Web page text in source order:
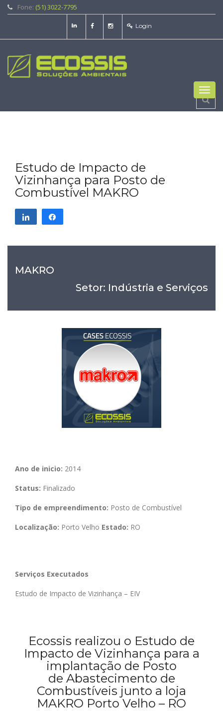
Fone: (51) 3022-7795
Login
Estudo de Impacto de
Vizinhança para Posto de
Combustível MAKRO
Compartilhar
MAKRO
Setor: Indústria e Serviços
Ano de inicio: 2014
Status: Finalizado
Tipo de empreendimento: Posto de Combustível
Localização: Porto Velho Estado: RO
Serviços Executados
Estudo de Impacto de Vizinhança – EIV
Ecossis realizou o Estudo de
Impacto de Vizinhança para a
implantação de Posto
de Abastecimento de
Combustíveis junto a loja
MAKRO Porto Velho – RO